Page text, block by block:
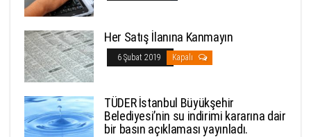
Her Satış İlanına Kanmayın
6 Şubat 2019 Kapalı
TÜDER İstanbul Büyükşehir
Belediyesi’nin su indirimi kararına dair
bir basın açıklaması yayınladı.